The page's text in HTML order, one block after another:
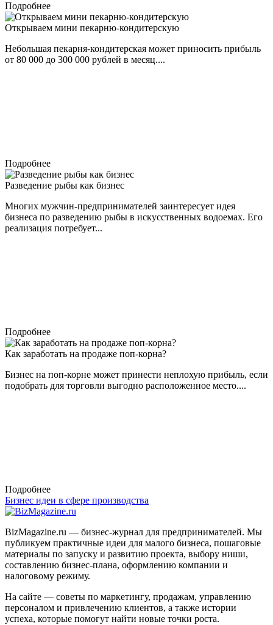
Подробнее
Открываем мини пекарню-кондитерскую
Небольшая пекарня-кондитерская может приносить прибыль
от 80 000 до 300 000 рублей в месяц....
Подробнее
Разведение рыбы как бизнес
Многих мужчин-предпринимателей заинтересует идея
бизнеса по разведению рыбы в искусственных водоемах. Его
реализация потребует...
Подробнее
Как заработать на продаже поп-корна?
Бизнес на поп-корне может принести неплохую прибыль, если
подобрать для торговли выгодно расположенное место....
Подробнее
Бизнес идеи в сфере производства
BizMagazine.ru — бизнес-журнал для предпринимателей. Мы
публикуем практичные идеи для малого бизнеса, пошаговые
материалы по запуску и развитию проекта, выбору ниши,
составлению бизнес-плана, оформлению компании и
налоговому режиму.
На сайте — советы по маркетингу, продажам, управлению
персоналом и привлечению клиентов, а также истории
успеха, которые помогут найти новые точки роста.